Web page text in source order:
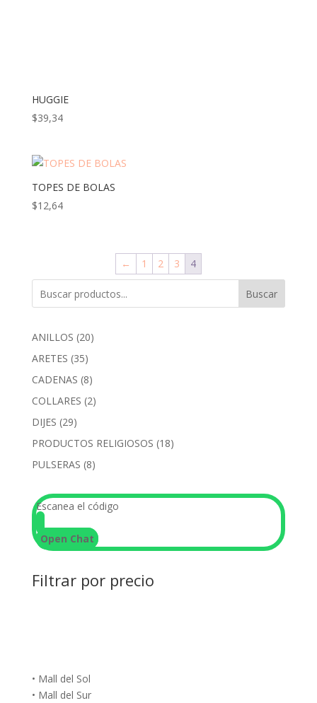
HUGGIE
$39,34
TOPES DE BOLAS
$12,64
← 1 2 3 4
Buscar
ANILLOS 2020
ARETES 3535
productos
CADENAS 88
productos
COLLARES 22
DIJES 2929
productos
PRODUCTOS RELIGIOSOS 1818
PULSERAS 88
Escanea el código
Open Chat
Filtrar por precio
• Mall del Sol
• Mall del Sur